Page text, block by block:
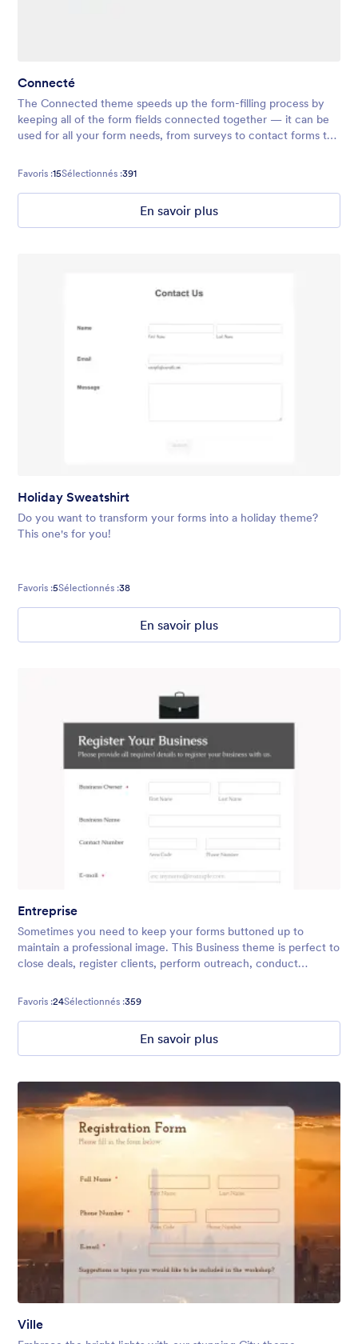
Connecté
The Connected theme speeds up the form-filling process by
keeping all of the form fields connected together — it can be
used for all your form needs, from surveys to contact forms to
Favoris :15Sélectionnés :391
En savoir plus
Holiday Sweatshirt
Do you want to transform your forms into a holiday theme?
This one's for you!
Favoris :5Sélectionnés :38
En savoir plus
Entreprise
Sometimes you need to keep your forms buttoned up to
maintain a professional image. This Business theme is perfect to
close deals, register clients, perform outreach, conduct
too.
Favoris :24Sélectionnés :359
En savoir plus
Ville